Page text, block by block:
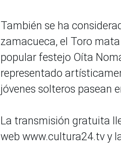
También se ha
zamacueca, el Toro
popular festejo Oíta
representado
jóvenes solteros pasean
La transmisión gratuita
web www.cultura24.tv y